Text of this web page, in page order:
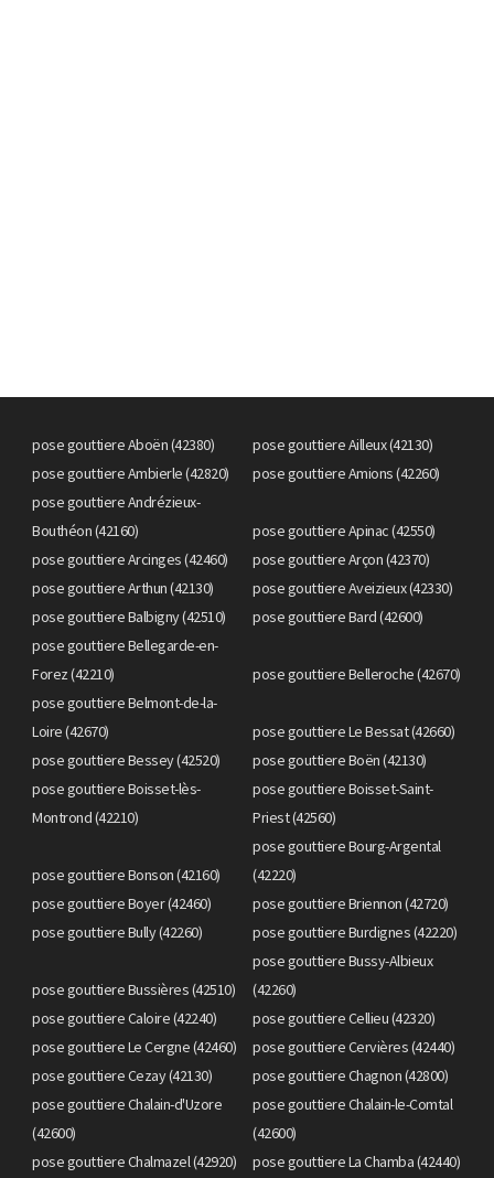
pose gouttiere Aboën (42380)
pose gouttiere Ailleux (42130)
pose gouttiere Ambierle (42820)
pose gouttiere Amions (42260)
pose gouttiere Andrézieux-
Bouthéon (42160)
pose gouttiere Apinac (42550)
pose gouttiere Arcinges (42460)
pose gouttiere Arçon (42370)
pose gouttiere Arthun (42130)
pose gouttiere Aveizieux (42330)
pose gouttiere Balbigny (42510)
pose gouttiere Bard (42600)
pose gouttiere Bellegarde-en-
Forez (42210)
pose gouttiere Belleroche (42670)
pose gouttiere Belmont-de-la-
Loire (42670)
pose gouttiere Le Bessat (42660)
pose gouttiere Bessey (42520)
pose gouttiere Boën (42130)
pose gouttiere Boisset-lès-
Montrond (42210)
pose gouttiere Boisset-Saint-
Priest (42560)
pose gouttiere Bonson (42160)
pose gouttiere Bourg-Argental
(42220)
pose gouttiere Boyer (42460)
pose gouttiere Briennon (42720)
pose gouttiere Bully (42260)
pose gouttiere Burdignes (42220)
pose gouttiere Bussières (42510)
pose gouttiere Bussy-Albieux
(42260)
pose gouttiere Caloire (42240)
pose gouttiere Cellieu (42320)
pose gouttiere Le Cergne (42460)
pose gouttiere Cervières (42440)
pose gouttiere Cezay (42130)
pose gouttiere Chagnon (42800)
pose gouttiere Chalain-d'Uzore
(42600)
pose gouttiere Chalain-le-Comtal
(42600)
pose gouttiere Chalmazel (42920)
pose gouttiere La Chamba (42440)